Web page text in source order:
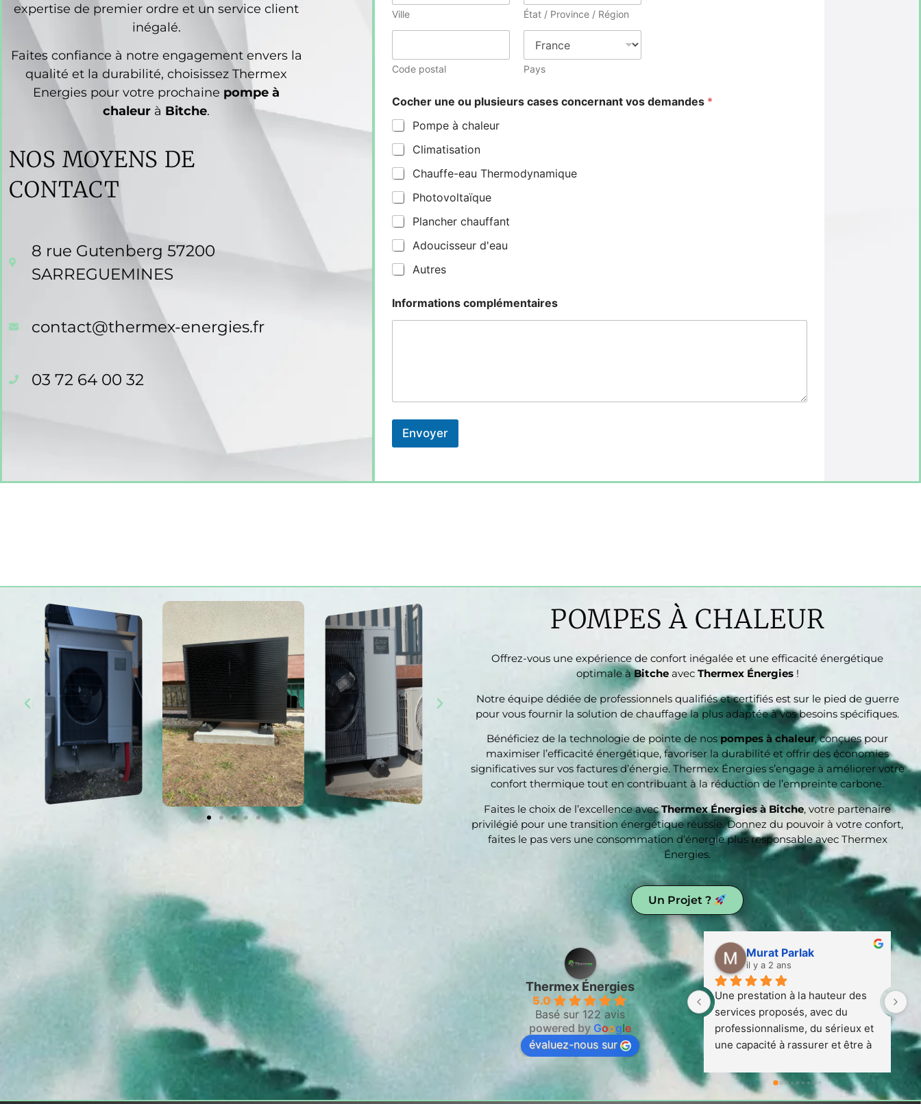
expertise de premier ordre et un service client
inégalé.
Faites confiance à notre engagement envers la
qualité et la durabilité, choisissez Thermex
Energies pour votre prochaine pompe à
chaleur à Bitche.
NOS MOYENS DE
CONTACT
8 rue Gutenberg 57200
SARREGUEMINES
contact@thermex-energies.fr
03 72 64 00 32
Ville État / Province / Région
Code postal Pays
Cocher une ou plusieurs cases concernant vos demandes *
Pompe à chaleur
Climatisation
Chauffe-eau Thermodynamique
Photovoltaïque
Plancher chauffant
Adoucisseur d'eau
Autres
Informations complémentaires
Envoyer
POMPES À CHALEUR
Offrez-vous une expérience de confort inégalée et une efficacité énergétique
optimale àBitcheavec Thermex Énergies!
Notre équipe dédiée de professionnels qualifiés et certifiés est sur le pied de guerre
pour vous fournir la solution de chauffage la plus adaptée à vos besoins spécifiques.
Bénéficiez de la technologie de pointe de nos pompes à chaleur, conçues pour
maximiser l’efficacité énergétique, favoriser la durabilité et offrir des économies
significatives sur vos factures d’énergie. Thermex Énergies s’engage à améliorer votre
confort thermique tout en contribuant à la réduction de l’empreinte carbone.
Faites le choix de l’excellence avecThermex Énergies à Bitche, votre partenaire
privilégié pour une transition énergétique réussie. Donnez du pouvoir à votre confort,
faites le pas vers une consommation d’énergie plus responsable avec Thermex
Énergies.
Un Projet ?
Thermex Énergies
5.0
Basé sur 122 avis
powered by Google
évaluez-nous sur
Murat Parlak
il y a 2 ans
Une prestation à la hauteur des
services proposés, avec du
professionnalisme, du sérieux et
une capacité à rassurer et être à
disposition pendant et après les
travaux effectués.j'invite avec